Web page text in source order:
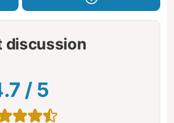
discussion
/ 5